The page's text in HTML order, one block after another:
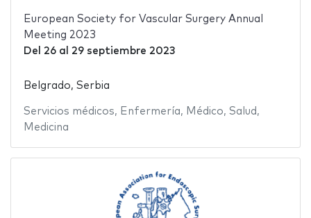
European Society for Vascular Surgery Annual
Meeting 2023
Del 26al 29 septiembre 2023
Belgrado, Serbia
Servicios médicos, Enfermería, Médico, Salud ,
Medicina